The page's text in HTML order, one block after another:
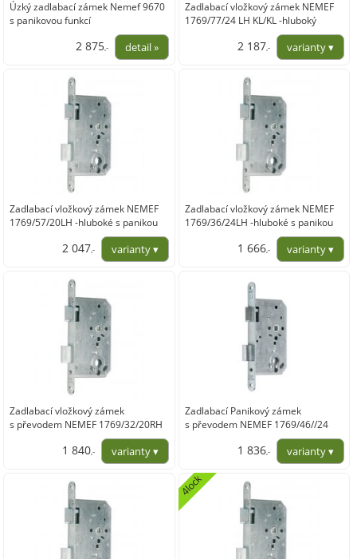
Úzký zadlabací zámek Nemef 9670
s panikovou funkcí
2 875,-
Zadlabací vložkový zámek NEMEF
1769/77/24 LH KL/KL -hluboký
s ,,obrácenou"pan. funkcí
2 187,-
Zadlabací vložkový zámek NEMEF
1769/57/20LH -hluboké s panikou
2 047,-
Zadlabací vložkový zámek NEMEF
1769/36/24LH -hluboké s panikou
1 666,-
Zadlabací vložkový zámek
s převodem NEMEF 1769/32/20RH
1 840,-
Zadlabací Panikový zámek
s převodem NEMEF 1769/46//24
1 836,-
4lock